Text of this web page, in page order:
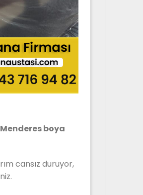
Menderes boya
cansız duruyor,